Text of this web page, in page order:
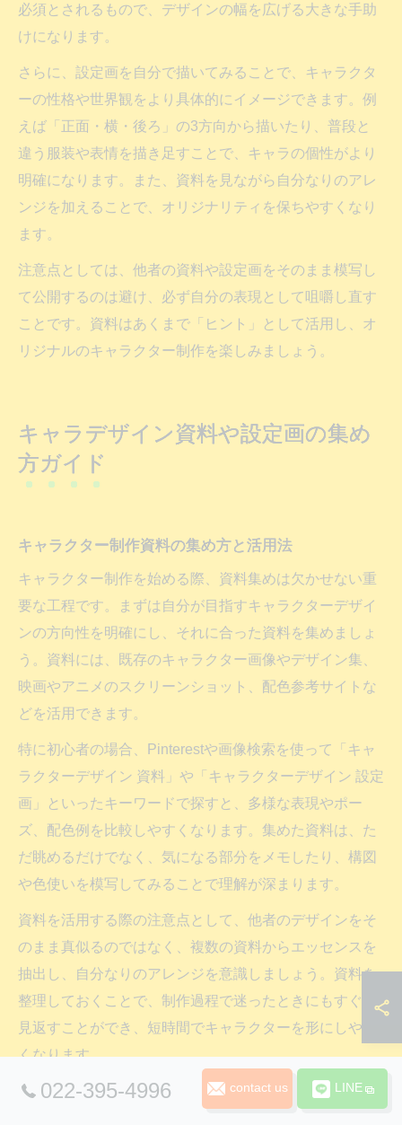
必須とされるもので、デザインの幅を広げる大きな手助
けになります。
さらに、設定画を自分で描いてみることで、キャラクタ
ーの性格や世界観をより具体的にイメージできます。例
えば「正面・横・後ろ」の3方向から描いたり、普段と
違う服装や表情を描き足すことで、キャラの個性がより
明確になります。また、資料を見ながら自分なりのアレ
ンジを加えることで、オリジナリティを保ちやすくなり
ます。
注意点としては、他者の資料や設定画をそのまま模写し
て公開するのは避け、必ず自分の表現として咀嚼し直す
ことです。資料はあくまで「ヒント」として活用し、オ
リジナルのキャラクター制作を楽しみましょう。
キャラデザイン資料や設定画の集め
方ガイド
キャラクター制作資料の集め方と活用法
キャラクター制作を始める際、資料集めは欠かせない重
要な工程です。まずは自分が目指すキャラクターデザイ
ンの方向性を明確にし、それに合った資料を集めましょ
う。資料には、既存のキャラクター画像やデザイン集、
映画やアニメのスクリーンショット、配色参考サイトな
どを活用できます。
特に初心者の場合、Pinterestや画像検索を使って「キャ
ラクターデザイン 資料」や「キャラクターデザイン 設定
画」といったキーワードで探すと、多様な表現やポー
ズ、配色例を比較しやすくなります。集めた資料は、た
だ眺めるだけでなく、気になる部分をメモしたり、構図
や色使いを模写してみることで理解が深まります。
資料を活用する際の注意点として、他者のデザインをそ
のまま真似るのではなく、複数の資料からエッセンスを
抽出し、自分なりのアレンジを意識しましょう。資料を
整理しておくことで、制作過程で迷ったときにもすぐに
見返すことができ、短時間でキャラクターを形にしやす
くなります。
キャラクターデザイン設定画の参考ポイント
022-395-4996 contact us LINE